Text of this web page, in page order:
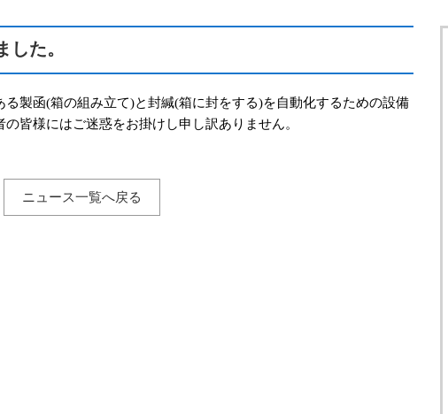
した。
製函(箱の組み立て)と封緘(箱に封をする)を自動化するための設備
皆様にはご迷惑をお掛けし申し訳ありません。
ニュース一覧へ戻る